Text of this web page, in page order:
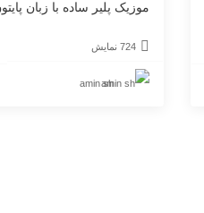
موزیک پلیر ساده با زبان
724 نمایش
amin sh